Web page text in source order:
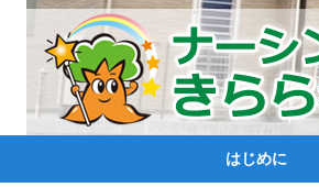
はじめに